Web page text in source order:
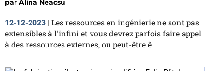
par Alina Neacsu
12-12-2023 | Les ressources en ingénierie ne sont pas
extensibles à l'infini et vous devrez parfois faire appel
à des ressources externes, ou peut-être ê...